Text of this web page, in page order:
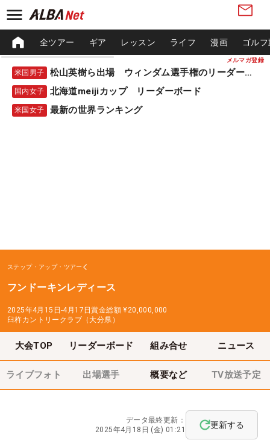
メルマガ登録
全ツアー ギア レッスン ライフ 漫画 ゴル
米国男子 松山英樹ら出場 ウィンダム選手権のリーダーボード
国内女子 北海道meijiカップ リーダーボード
米国女子 最新の世界ランキング
ステップ・アップ・ツアー
フンドーキンレディース
2025年4月15日-4月17日賞金総額 ¥20,000,000
臼杵カントリークラブ（大分県）
大会TOP リーダーボード 組み合せ ニュース
ライブフォト 出場選手 概要など TV放送予定
データ最終更新：
2025年4月18日 (金) 01:21
更新する